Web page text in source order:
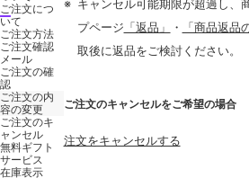
ご注文につ
いて
ご注文方法
ご注文確認
メール
ご注文の確
認
ご注文の内
容の変更
ご注文のキ
ャンセル
無料ギフト
サービス
在庫表示
※ キャンセル可能期限が超過し、
プページ 「返品」 ・ 「商品返品
取後に返品をご検討ください。
ご注文のキャンセルをご希望の場合
注文をキャンセルする